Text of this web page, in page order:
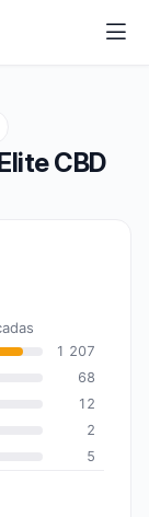
CBD
9,8
1 207
68
12
2
5